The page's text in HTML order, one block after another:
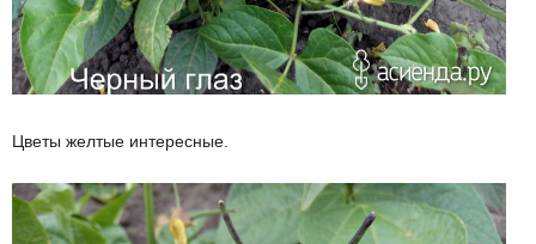
Цветы желтые интересные.